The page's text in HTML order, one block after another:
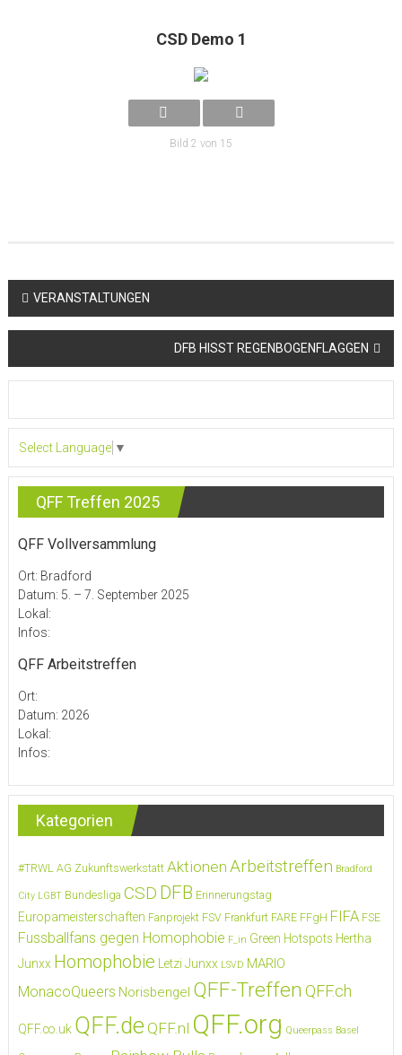
CSD Demo 1
Bild 2 von 15
Beitragsnavigation
VERANSTALTUNGEN
DFB HISST REGENBOGENFLAGGEN
Select Language ▼
QFF Treffen 2025
QFF Vollversammlung
Ort: Bradford
Datum: 5. – 7. September 2025
Lokal:
Infos:
QFF Arbeitstreffen
Ort:
Datum: 2026
Lokal:
Infos:
Kategorien
#TRWL AG Zukunftswerkstatt Aktionen Arbeitstreffen Bradford
City LGBT Bundesliga CSD DFB Erinnerungstag
Europameisterschaften Fanprojekt FSV Frankfurt FARE FFgH FIFA FSE
Fussballfans gegen Homophobie F_in Green Hotspots Hertha
Junxx Homophobie Letzi Junxx LSVD MARIO
MonacoQueers Norisbengel QFF-Treffen QFF.ch
QFF.co.uk QFF.de QFF.nl QFF.org Queerpass Basel